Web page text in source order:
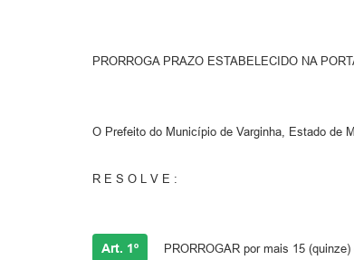
PRORROGA PRAZO ESTABELECIDO NA
O Prefeito do Município de Varginha, Estado de
R E S O L V E :
Art. 1º PRORROGAR por mais 15